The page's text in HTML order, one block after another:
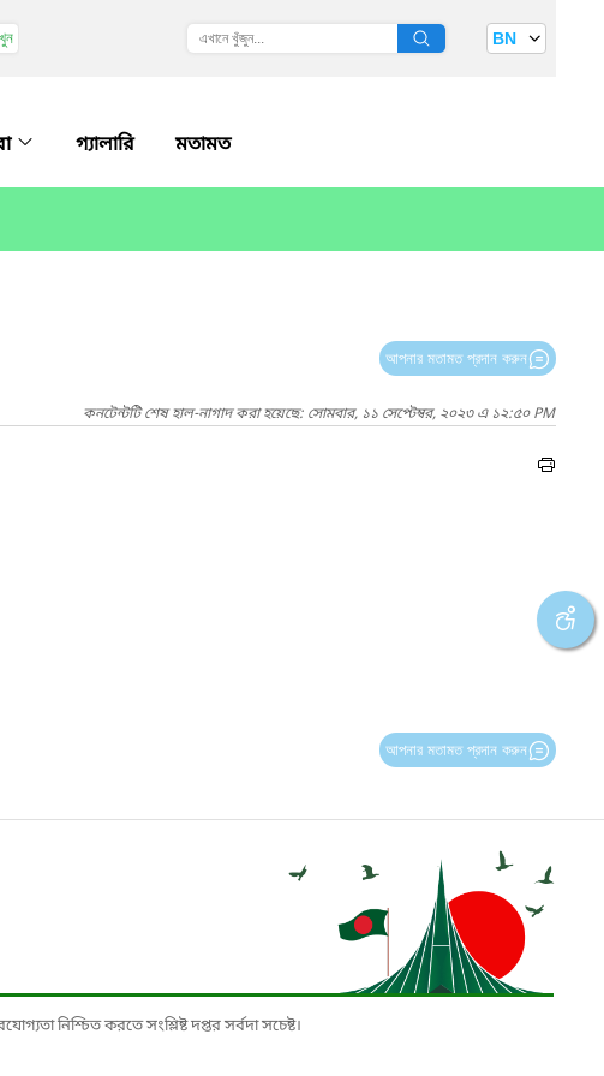
BN
গ্যালারি মতামত
আপনার মতামত প্রদান করুন
কনটেন্টটি শেষ হাল-নাগাদ করা হয়েছে: সোমবার, ১১ সেপ্টেম্বর, ২০২৩ এ ১২:৫০ PM
আপনার মতামত প্রদান করুন
নিশ্চিত করতে সংশ্লিষ্ট দপ্তর সর্বদা সচেষ্ট।